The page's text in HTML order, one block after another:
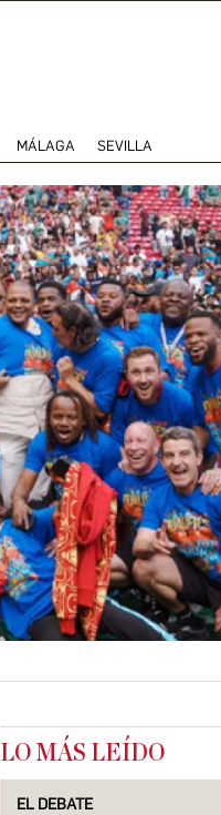
MÁLAGA SEVILLA
LO MÁS LEÍDO
EL DEBATE